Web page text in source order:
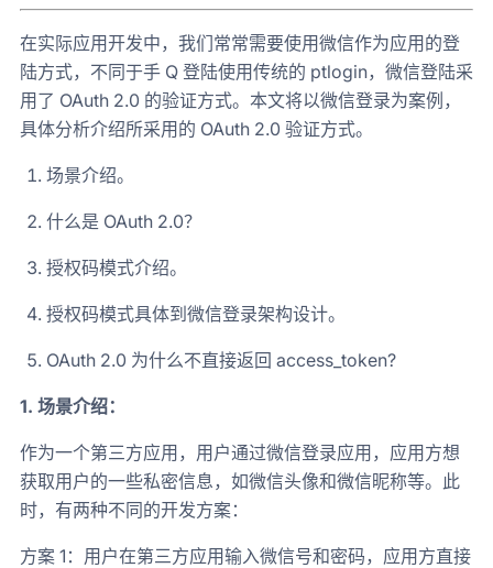
在实际应用开发中，我们常常需要使用微信作为应用的登
陆方式，不同于手 Q 登陆使用传统的 ptlogin，微信登陆采
用了 OAuth 2.0 的验证方式。本文将以微信登录为案例，
具体分析介绍所采用的 OAuth 2.0 验证方式。
场景介绍。
什么是 OAuth 2.0？
授权码模式介绍。
授权码模式具体到微信登录架构设计。
OAuth 2.0 为什么不直接返回 access_token?
1. 场景介绍：
作为一个第三方应用，用户通过微信登录应用，应用方想
获取用户的一些私密信息，如微信头像和微信昵称等。此
时，有两种不同的开发方案：
方案 1：用户在第三方应用输入微信号和密码，应用方直接